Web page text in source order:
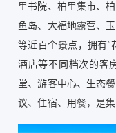
里书院、柏里集市、
鱼岛、大福地露营、
等近百个景点，拥有“
酒店等不同档次的客
堂、游客中心、生态
议、住宿、用餐，是
运动、康体养生、亲